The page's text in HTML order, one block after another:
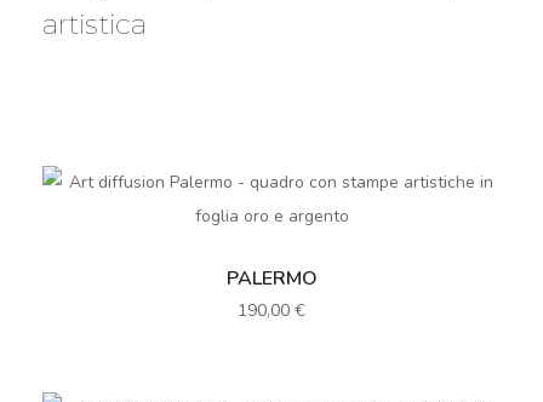
artistica
SELECT OPTIONS
PALERMO
190,00 €